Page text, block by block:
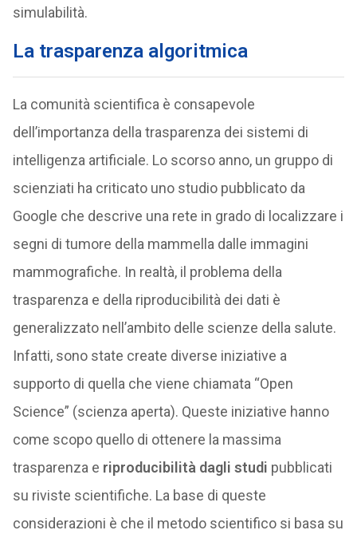
simulabilità.
La trasparenza algoritmica
La comunità scientifica è consapevole
dell’importanza della trasparenza dei sistemi di
intelligenza artificiale. Lo scorso anno, un gruppo di
scienziati ha criticato uno studio pubblicato da
Google che descrive una rete in grado di localizzare i
segni di tumore della mammella dalle immagini
mammografiche. In realtà, il problema della
trasparenza e della riproducibilità dei dati è
generalizzato nell’ambito delle scienze della salute.
Infatti, sono state create diverse iniziative a
supporto di quella che viene chiamata “Open
Science” (scienza aperta). Queste iniziative hanno
come scopo quello di ottenere la massima
trasparenza e riproducibilità dagli studi pubblicati
su riviste scientifiche. La base di queste
considerazioni è che il metodo scientifico si basa su